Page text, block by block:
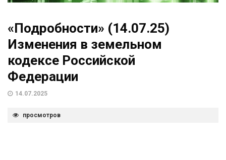
«Подробности» (14.07.25)
Изменения в земельном
кодексе Российской
Федерации
14.07.2025
просмотров